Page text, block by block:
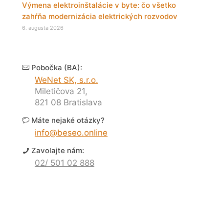
Výmena elektroinštalácie v byte: čo všetko
zahŕňa modernizácia elektrických rozvodov
6. augusta 2026
Pobočka (BA):
WeNet SK, s.r.o.
Miletičova 21,
821 08 Bratislava
Máte nejaké otázky?
info@beseo.online
Zavolajte nám:
02/ 501 02 888